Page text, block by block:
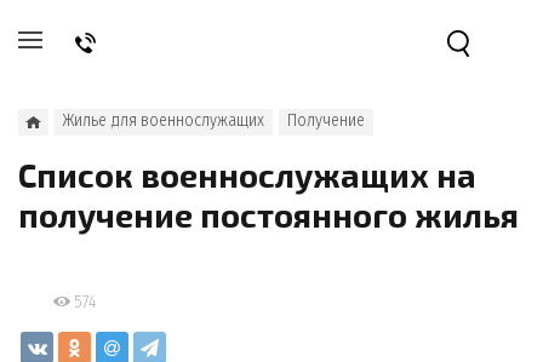
Жилье для военнослужащих Получение
Список военнослужащих на
получение постоянного жилья
574